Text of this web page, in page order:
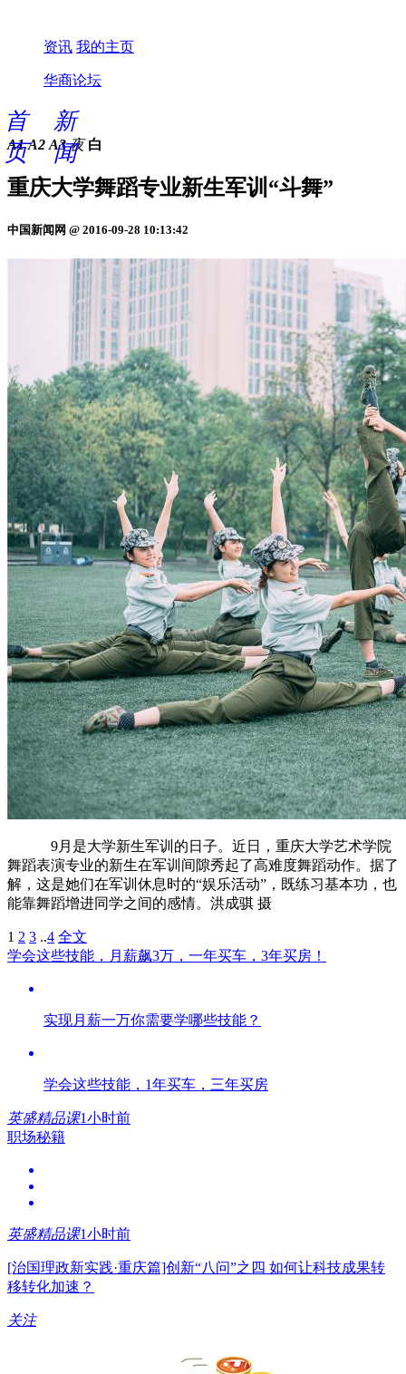
资讯 我的主页
华商论坛
首
页
新
闻
A1 A2 A3 夜 白
重庆大学舞蹈专业新生军训“斗舞”
中国新闻网 @ 2016-09-28 10:13:42
9月是大学新生军训的日子。近日，重庆大学艺术学院
舞蹈表演专业的新生在军训间隙秀起了高难度舞蹈动作。据了
解，这是她们在军训休息时的“娱乐活动”，既练习基本功，也
能靠舞蹈增进同学之间的感情。洪成骐 摄
1 2 3 ..4 全文
学会这些技能，月薪飙3万，一年买车，3年买房！
实现月薪一万你需要学哪些技能？
学会这些技能，1年买车，三年买房
英盛精品课1小时前
职场秘籍
英盛精品课1小时前
[治国理政新实践·重庆篇]创新“八问”之四 如何让科技成果转
移转化加速？
关注